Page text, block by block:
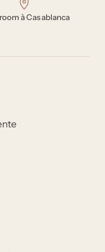
à Casablanca